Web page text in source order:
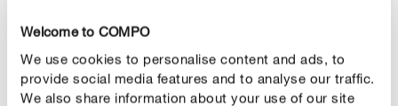
Welcome to COMPO
We use cookies to personalise content and ads, to
provide social media features and to analyse our traffic.
We also share information about your use of our site